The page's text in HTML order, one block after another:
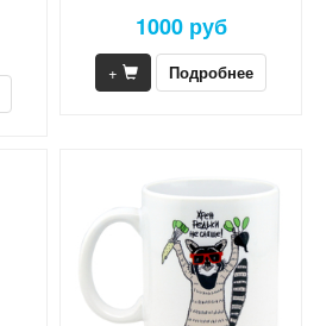
1000 руб
+ Подробнее